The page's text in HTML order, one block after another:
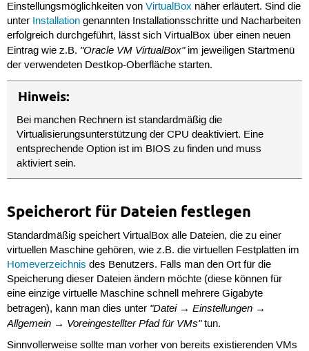
Einstellungsmöglichkeiten von VirtualBox näher erläutert. Sind die
unter Installationgenannten Installationsschritte und Nacharbeiten
erfolgreich durchgeführt, lässt sich VirtualBox über einen neuen
Eintrag wie z.B. "Oracle VM VirtualBox"im jeweiligen Startmenü
der verwendeten Destkop-Oberfläche starten.
Hinweis:
Bei manchen Rechnern ist standardmäßig die
Virtualisierungsunterstützung der CPU deaktiviert. Eine
entsprechende Option ist im BIOS zu finden und muss
aktiviert sein.
Speicherort für Dateien festlegen
Standardmäßig speichert VirtualBox alle Dateien, die zu einer
virtuellen Maschine gehören, wie z.B. die virtuellen Festplatten im
Homeverzeichnis des Benutzers. Falls man den Ort für die
Speicherung dieser Dateien ändern möchte (diese können für
eine einzige virtuelle Maschine schnell mehrere Gigabyte
betragen), kann man dies unter "Datei → Einstellungen →
Allgemein → Voreingestellter Pfad für VMs"tun.
Sinnvollerweise sollte man vorher von bereits existierenden VMs